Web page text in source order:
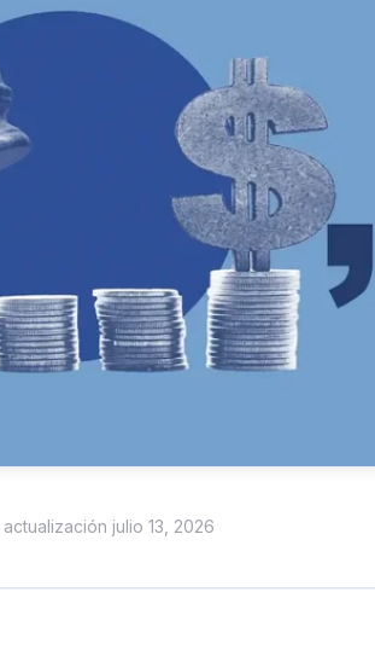
actualización julio 13, 2026